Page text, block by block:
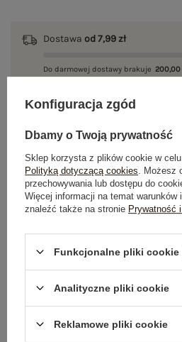
Dostawa od 7,99 zł
Do darmowej dostawy brakuje 200,00
OPIS PRODUKTU
OPINIE O PRODUKCIE (2)
WYSYŁKA I DOSTAWA
ZWROTY I REKLAMACJE
Konfiguracja zgód
Dbamy o Twoją prywatność
Sklep korzysta z plików cookie w
Polityką dotyczącą cookies . Możesz
przechowywania lub dostępu do
Więcej informacji na temat warunków
znaleźć także na stronie Prywatność
Funkcjonalne pliki cookie
Analityczne pliki cookie
Reklamowe pliki cookie